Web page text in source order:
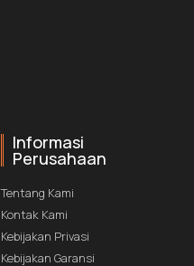
Informasi
Perusahaan
Tentang Kami
Kontak Kami
Kebijakan Privasi
Kebijakan Garansi